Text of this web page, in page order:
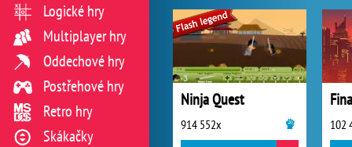
Ninja Quest
914 552x 102
Logické hry
Multiplayer hry
Oddechové hry
Postřehové hry
Retro hry
Skákačky